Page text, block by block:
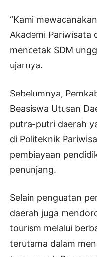
“Kami
Akademi Pariwisata
mencetak SDM
ujarnya.
Sebelumnya,
Beasiswa Utusan
putra-putri daerah
di Politeknik
pembiayaan
penunjang.
Selain penguatan
daerah juga
tourism melalui
terutama dalam